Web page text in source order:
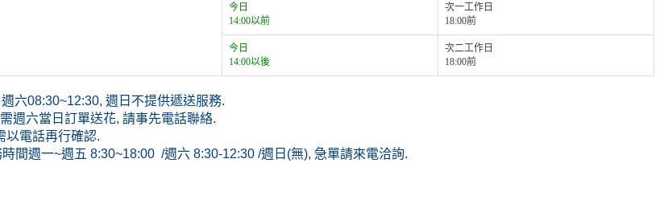
今日
14:00以前
次一工作日
18:00前
今日
14:00以後
次二工作日
18:00前
六08:30~12:30, 週日不提供遞送服務.
週六當日訂單送花, 請事先電話聯絡.
以電話再行確認.
間週一~週五 8:30~18:00 /週六 8:30-12:30 /週日(無), 急單請來電洽詢.